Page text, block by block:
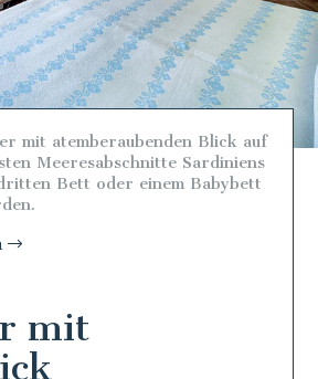
mit atemberaubenden Blick auf
Meeresabschnitte Sardiniens
Bett oder einem Babybett
mit